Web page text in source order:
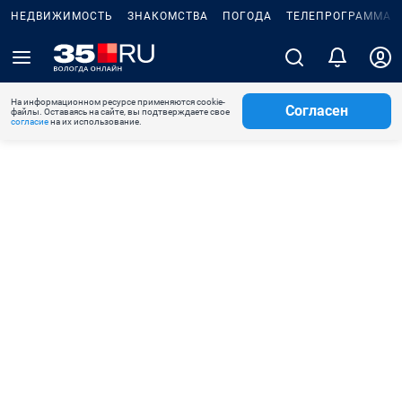
НЕДВИЖИМОСТЬ ЗНАКОМСТВА ПОГОДА ТЕЛЕПРОГРАММА
На информационном ресурсе применяются cookie-
файлы. Оставаясь на сайте, вы подтверждаете свое
согласиена их использование.
Согласен